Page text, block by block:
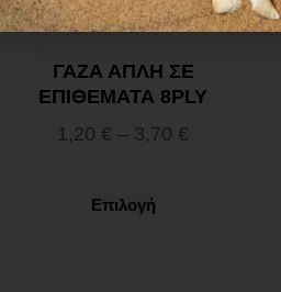
ΓΑΖΑ ΑΠΛΗ ΣΕ
ΕΠΙΘΕΜΑΤΑ 8PLY
1,20 € – 3,70 €
Επιλογή